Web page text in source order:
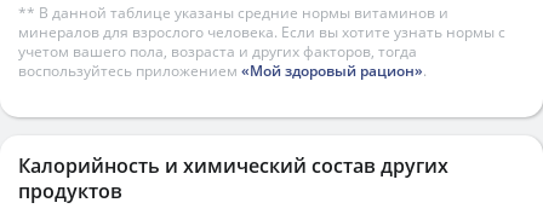
** В данной таблице указаны средние нормы витаминов и
минералов для взрослого человека. Если вы хотите узнать нормы с
учетом вашего пола, возраста и других факторов, тогда
воспользуйтесь приложением «Мой здоровый рацион».
Калорийность и химический состав других
продуктов